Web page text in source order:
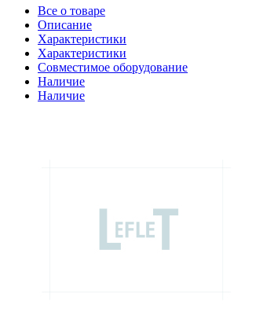
Все о товаре
Описание
Характеристики
Характеристики
Совместимое оборудование
Наличие
Наличие